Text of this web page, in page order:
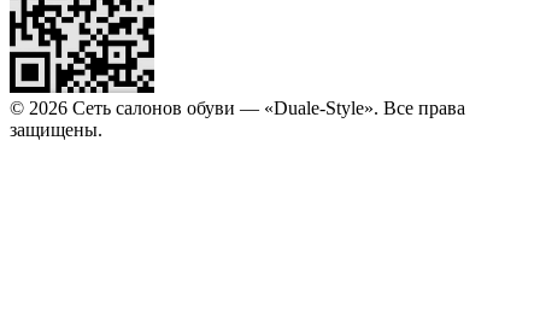
© 2026 Сеть салонов обуви — «Duale-Style». Все права
защищены.